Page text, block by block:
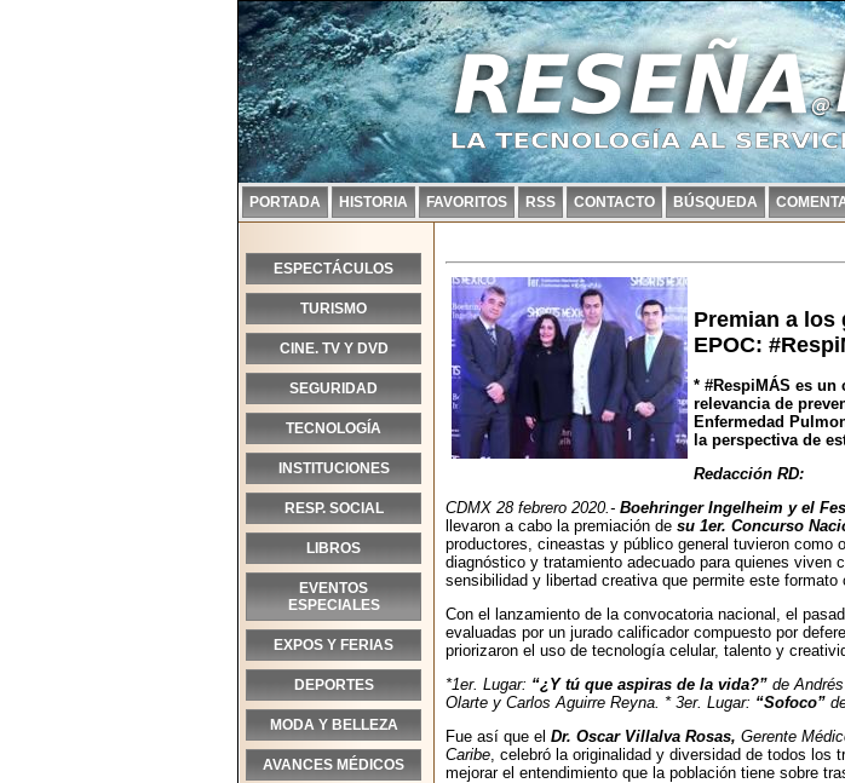
PORTADA HISTORIA FAVORITOS RSS CONTACTO BÚSQUEDA
ESPECTÁCULOS
TURISMO
CINE. TV Y DVD
SEGURIDAD
TECNOLOGÍA
INSTITUCIONES
RESP. SOCIAL
LIBROS
EVENTOS
ESPECIALES
EXPOS Y FERIAS
DEPORTES
MODA Y BELLEZA
AVANCES MÉDICOS
Premian a
EPOC:
* #RespiMÁS es
relevancia de
Enfermedad
la perspectiva de
Redacción RD:
CDMX 28 febrero 2020.- Boehringer Ingelheim y el
llevaron a cabo la premiación de su 1er. Concurso
productores, cineastas y público general tuvieron como
diagnóstico y tratamiento adecuado para quienes viven
sensibilidad y libertad creativa que permite este formato
Con el lanzamiento de la convocatoria nacional, el
evaluadas por un jurado calificador compuesto por
priorizaron el uso de tecnología celular, talento y
*1er. Lugar: “¿Y tú que aspiras de la vida?” de
Olarte y Carlos Aguirre Reyna. * 3er. Lugar: “Sofoco”
Fue así que el Dr. Oscar Villalva Rosas, Gerente
Caribe, celebró la originalidad y diversidad de todos los
mejorar el entendimiento que la población tiene sobre